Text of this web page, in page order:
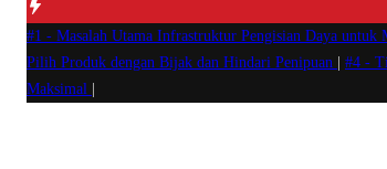
#1 - Masalah Utama Infrastruktur Pengisian Daya
Pilih Produk dengan Bijak dan Hindari Penipuan
#4 -
Maksimal